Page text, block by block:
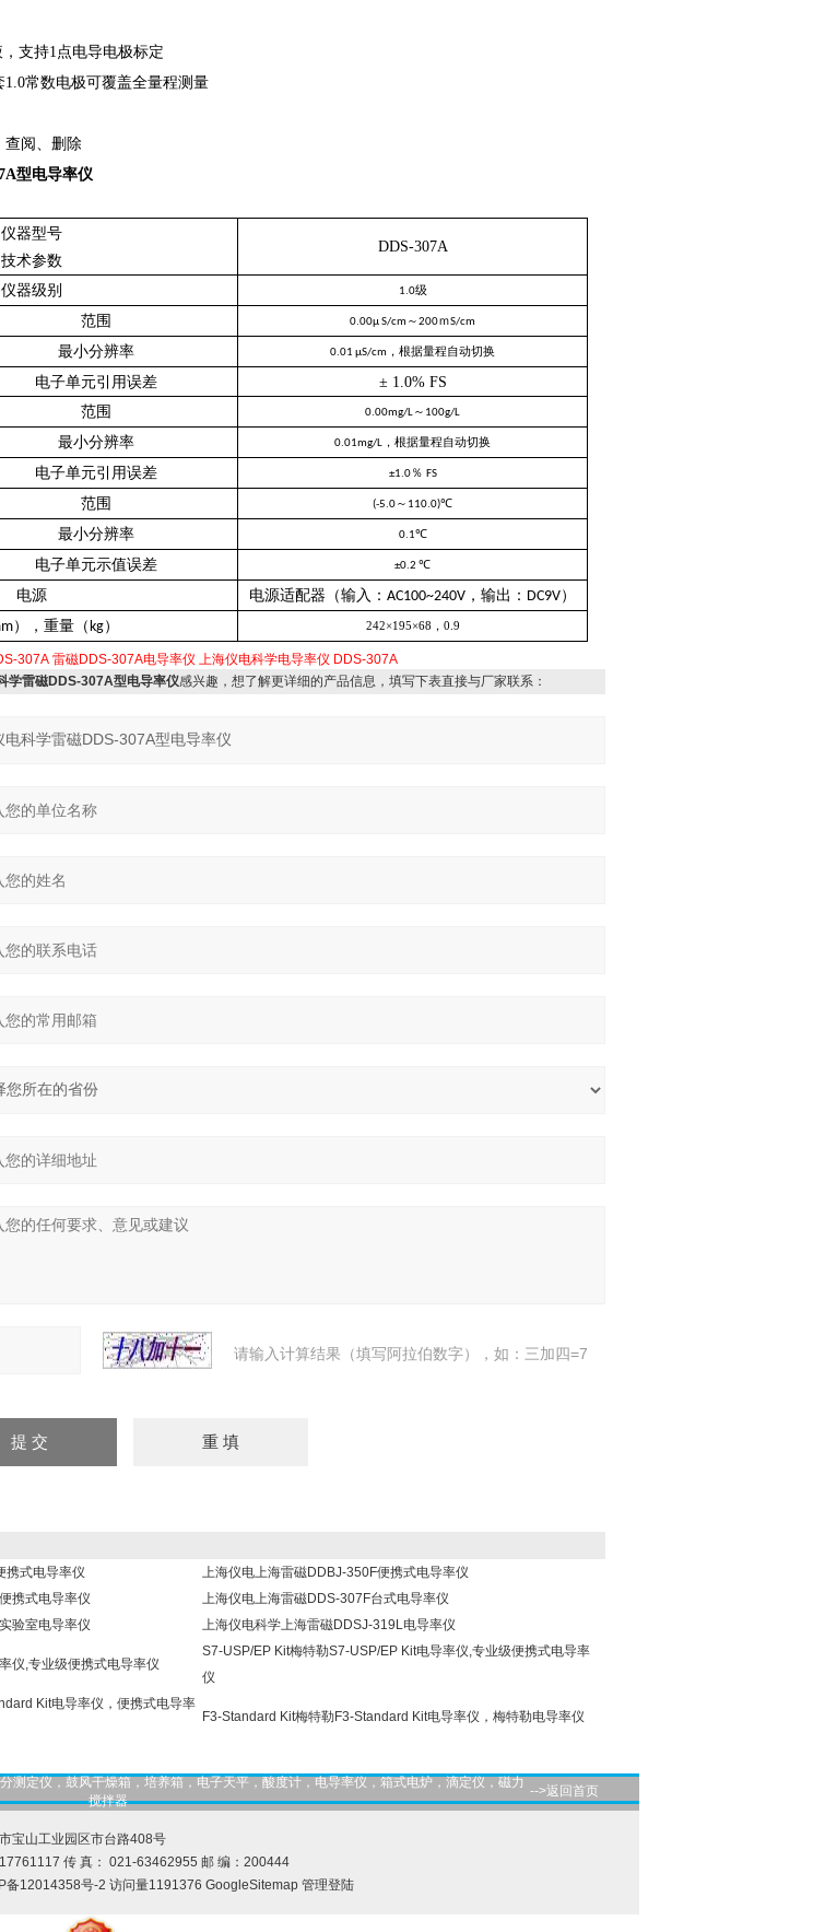
支持1点电导电极标定
常数电极可覆盖全量程测量
查阅、删除
型电导率仪
仪器型号
技术参数
DDS-307A
仪器级别 1.0级
范围 0.00μ S/cm ～200ｍS/cm
最小分辨率 0.01 μS/cm ，根据量程自动切换
电子单元引用误差 ± 1.0% FS
范围 0.00mg/L～ 100g/L
最小分辨率 0.01mg/L ，根据量程自动切换
电子单元引用误差 ±1.0％ FS
范围 (-5.0～ 110.0)℃
最小分辨率 0.1℃
电子单元示值误差 ±0.2 ℃
电源 电源适配器（输入： AC100~240V ，输出： DC9V）
），重量（kg） 242×195×68，0.9
307A 雷磁DDS-307A电导率仪 上海仪电科学电导率仪 DDS-307A
学雷磁DDS-307A型电导率仪感兴趣，想了解更详细的产品信息，填写下表直接与厂家联系：
请输入计算结果（填写阿拉伯数字），如：三加四=7
携式电导率仪
上海仪电上海雷磁DDBJ-350F便携式电导率仪
携式电导率仪
上海仪电上海雷磁DDS-307F台式电导率仪
验室电导率仪
上海仪电科学上海雷磁DDSJ-319L电导率仪
仪,专业级便携式电导率仪
S7-USP/EP Kit梅特勒S7-USP/EP Kit电导率仪,专业级便携式电导率
仪
Kit电导率仪，便携式电导率
F3-Standard Kit梅特勒F3-Standard Kit电导率仪，梅特勒电导率仪
测定仪，鼓风干燥箱，培养箱，电子天平，酸度计，电导率仪，箱式电炉，滴定仪，磁力
搅拌器
-->返回首页
宝山工业园区市台路408号
传 真： 021-63462955 邮 编：200444
备12014358号-2 访问量1191376 GoogleSitemap 管理登陆